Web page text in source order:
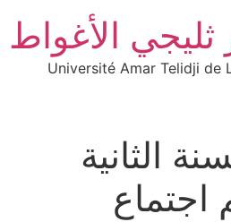
الأغواط
Université Amar Telidji de
الثانية